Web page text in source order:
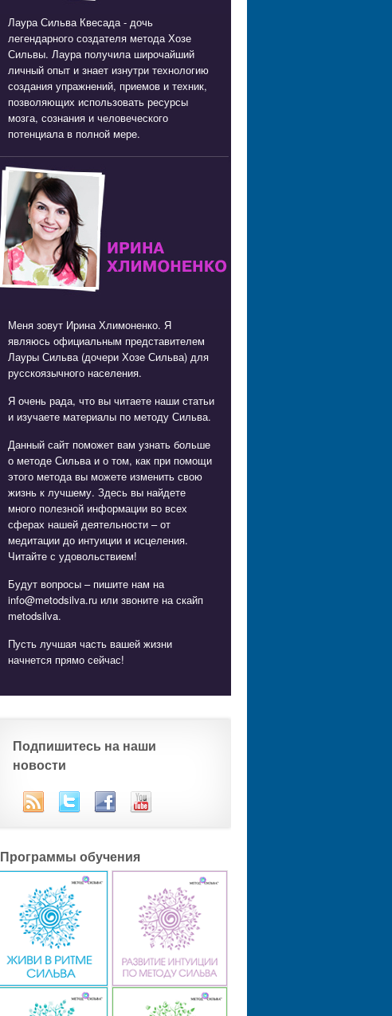
Лаура Сильва Квесада - дочь
легендарного создателя метода Хозе
Сильвы. Лаура получила широчайший
личный опыт и знает изнутри технологию
создания упражнений, приемов и техник,
позволяющих использовать ресурсы
мозга, сознания и человеческого
потенциала в полной мере.
Меня зовут Ирина Хлимоненко. Я
являюсь официальным представителем
Лауры Сильва (дочери Хозе Сильва) для
русскоязычного населения.
Я очень рада, что вы читаете наши статьи
и изучаете материалы по методу Сильва.
Данный сайт поможет вам узнать больше
о методе Сильва и о том, как при помощи
этого метода вы можете изменить свою
жизнь к лучшему. Здесь вы найдете
много полезной информации во всех
сферах нашей деятельности – от
медитации до интуиции и исцеления.
Читайте с удовольствием!
Будут вопросы – пишите нам на
info@metodsilva.ru или звоните на скайп
metodsilva.
Пусть лучшая часть вашей жизни
начнется прямо сейчас!
Подпишитесь на наши
новости
Программы обучения